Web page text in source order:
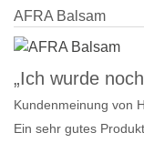
AFRA Balsam
„Ich wurde
Kundenmeinung von
Ein sehr gutes